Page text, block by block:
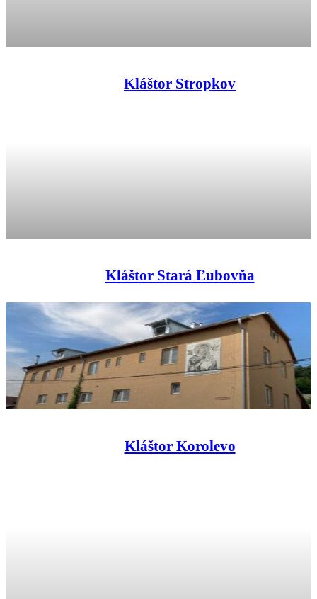
Kláštor Stropkov
Kláštor Stará Ľubovňa
Kláštor Korolevo